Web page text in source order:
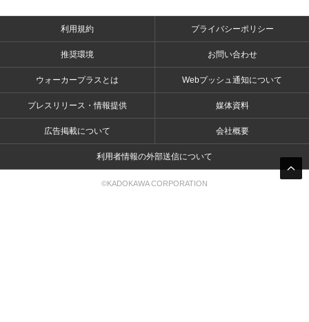
利用規約 プライバシーポリシー
推奨環境 お問い合わせ
ウォーカープラスとは Webプッシュ通知について
プレスリリース・情報提供 媒体資料
広告掲載について 会社概要
利用者情報の外部送信について
©KADOKAWA CORPORATION